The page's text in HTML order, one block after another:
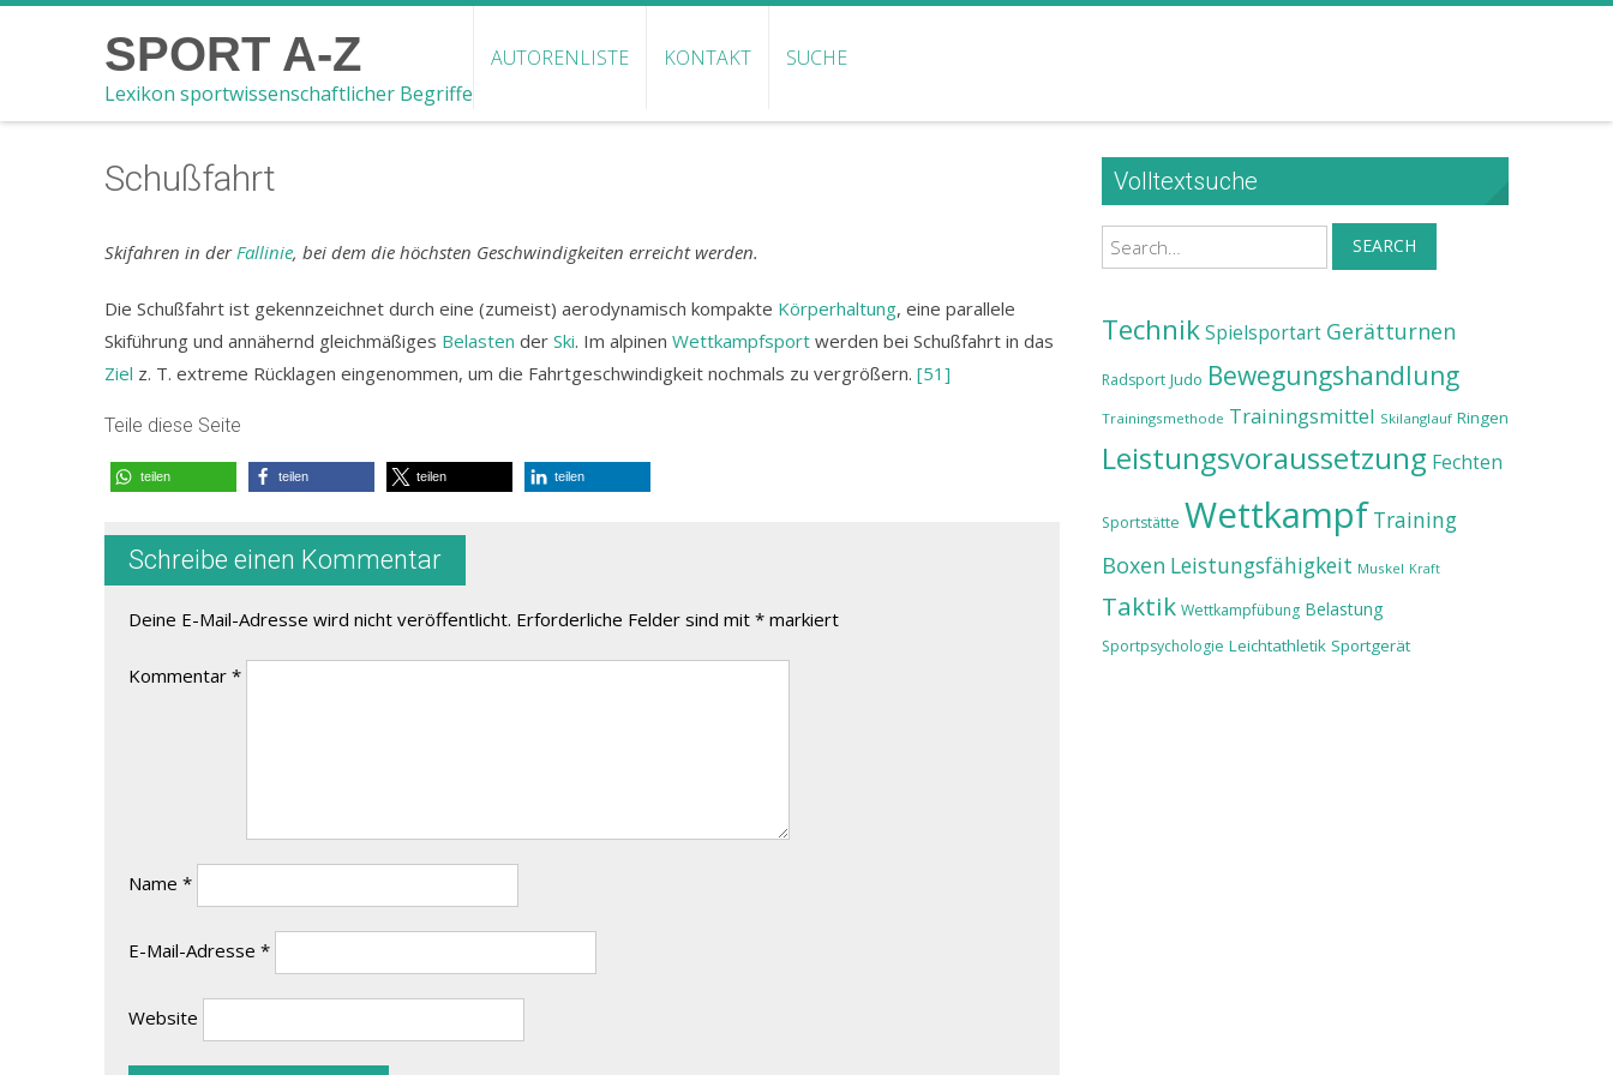
SPORT A-Z
Lexikon sportwissenschaftlicher Begriffe
AUTORENLISTE KONTAKT SUCHE
Schußfahrt
Skifahren in derFallinie, bei dem die höchsten Geschwindigkeiten erreicht werden.
Die Schußfahrt ist gekennzeichnet durch eine (zumeist) aerodynamisch kompakte Körperhaltung, eine parallele
Skiführung und annähernd gleichmäßiges Belasten der Ski. Im alpinen Wettkampfsport werden bei Schußfahrt in das
Ziel z. T. extreme Rücklagen eingenommen, um die Fahrtgeschwindigkeit nochmals zu vergrößern. [51]
Teile diese Seite
teilen teilen teilen teilen
Schreibe einen Kommentar
Deine E-Mail-Adresse wird nicht veröffentlicht. Erforderliche Felder sind mit * markiert
Kommentar *
Name *
E-Mail-Adresse *
Website
Volltextsuche
Search SEARCH
Technik Spielsportart Gerätturnen
Radsport Judo Bewegungshandlung
Trainingsmethode Trainingsmittel Skilanglauf Ringen
Leistungsvoraussetzung Fechten
Sportstätte Wettkampf Training
Boxen Leistungsfähigkeit Muskel Kraft
Taktik Wettkampfübung Belastung
Sportpsychologie Leichtathletik Sportgerät